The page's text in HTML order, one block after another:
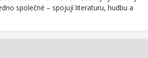
společné – spojují literaturu, hudbu a